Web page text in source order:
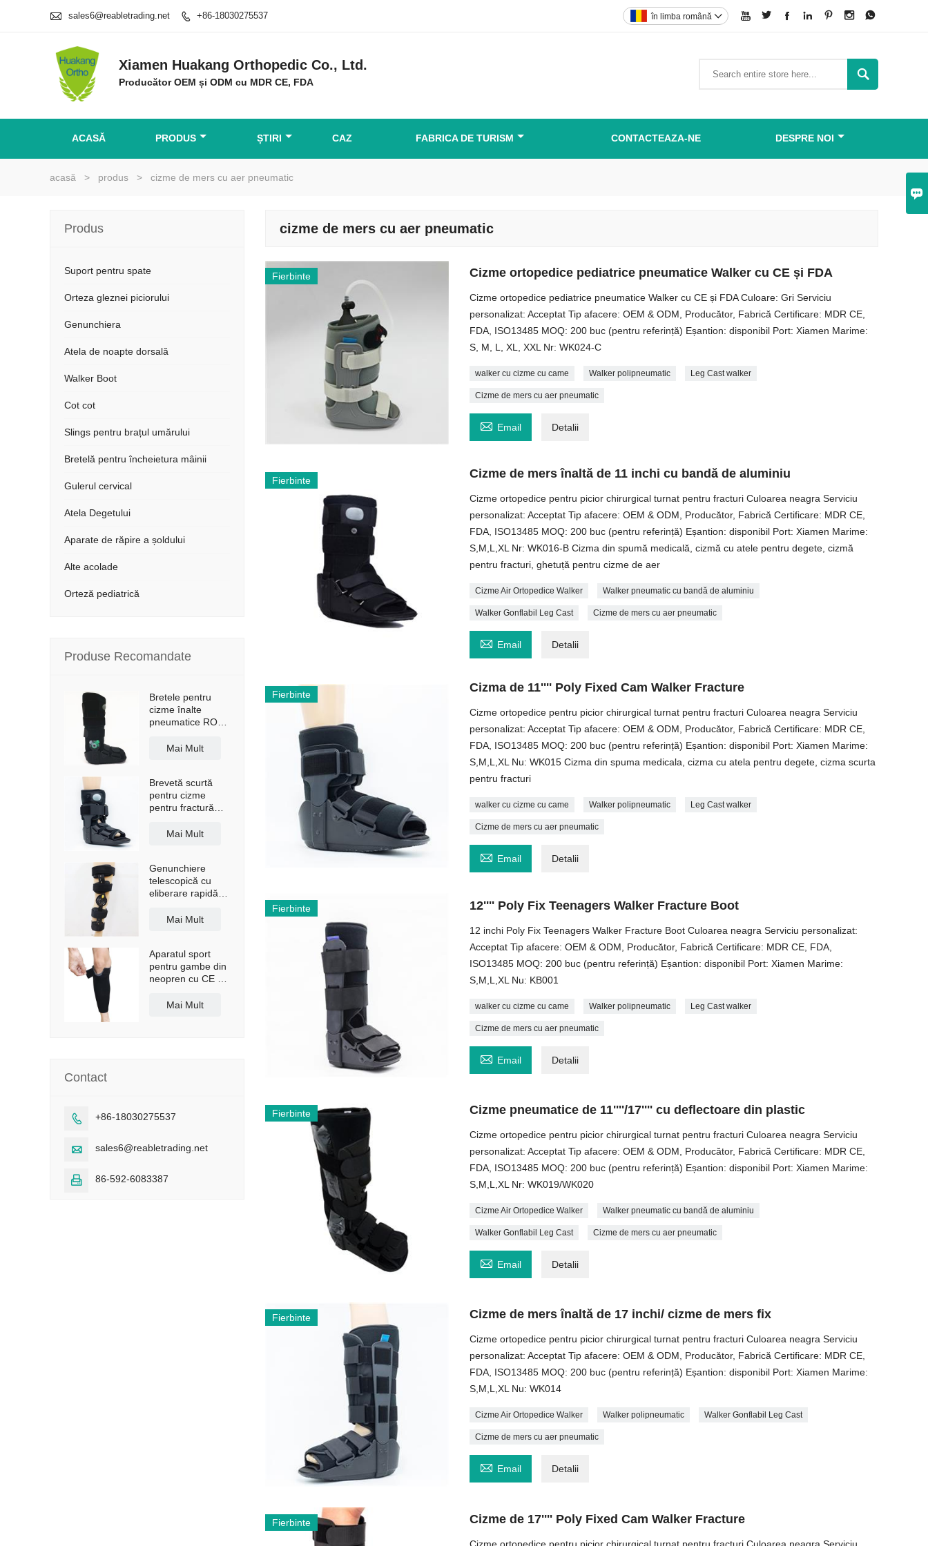

 sales6@reabletrading.net  +86-18030275537       
în limba română 
Xiamen Huakang Orthopedic Co., Ltd.
Producător OEM și ODM cu MDR CE, FDA

ACASĂ PRODUS ȘTIRI CAZ FABRICA DE TURISM CONTACTEAZA-NE DESPRE NOI
acasă > produs > cizme de mers cu aer pneumatic
cizme de mers cu aer pneumatic
Fierbinte Cizme ortopedice pediatrice pneumatice Walker cu CE și FDA
Cizme ortopedice pediatrice pneumatice Walker cu CE și FDA Culoare: Gri Serviciu
personalizat: Acceptat Tip afacere: OEM & ODM, Producător, Fabrică Certificare: MDR CE,
FDA, ISO13485 MOQ: 200 buc (pentru referință) Eșantion: disponibil Port: Xiamen Marime:
S, M, L, XL, XXL Nr: WK024-C
walker cu cizme cu came Walker polipneumatic Leg Cast walker
Cizme de mers cu aer pneumatic
 Email Detalii
Fierbinte Cizme de mers înaltă de 11 inchi cu bandă de aluminiu
Cizme ortopedice pentru picior chirurgical turnat pentru fracturi Culoarea neagra Serviciu
personalizat: Acceptat Tip afacere: OEM & ODM, Producător, Fabrică Certificare: MDR CE,
FDA, ISO13485 MOQ: 200 buc (pentru referință) Eșantion: disponibil Port: Xiamen Marime:
S,M,L,XL Nr: WK016-B Cizma din spumă medicală, cizmă cu atele pentru degete, cizmă
pentru fracturi, ghetuță pentru cizme de aer
Cizme Air Ortopedice Walker Walker pneumatic cu bandă de aluminiu
Walker Gonflabil Leg Cast Cizme de mers cu aer pneumatic
 Email Detalii
Fierbinte Cizma de 11'''' Poly Fixed Cam Walker Fracture
Cizme ortopedice pentru picior chirurgical turnat pentru fracturi Culoarea neagra Serviciu
personalizat: Acceptat Tip afacere: OEM & ODM, Producător, Fabrică Certificare: MDR CE,
FDA, ISO13485 MOQ: 200 buc (pentru referință) Eșantion: disponibil Port: Xiamen Marime:
S,M,L,XL Nu: WK015 Cizma din spuma medicala, cizma cu atela pentru degete, cizma scurta
pentru fracturi
walker cu cizme cu came Walker polipneumatic Leg Cast walker
Cizme de mers cu aer pneumatic
 Email Detalii
Fierbinte 12'''' Poly Fix Teenagers Walker Fracture Boot
12 inchi Poly Fix Teenagers Walker Fracture Boot Culoarea neagra Serviciu personalizat:
Acceptat Tip afacere: OEM & ODM, Producător, Fabrică Certificare: MDR CE, FDA,
ISO13485 MOQ: 200 buc (pentru referință) Eșantion: disponibil Port: Xiamen Marime:
S,M,L,XL Nu: KB001
walker cu cizme cu came Walker polipneumatic Leg Cast walker
Cizme de mers cu aer pneumatic
 Email Detalii
Fierbinte Cizme pneumatice de 11''''/17'''' cu deflectoare din plastic
Cizme ortopedice pentru picior chirurgical turnat pentru fracturi Culoarea neagra Serviciu
personalizat: Acceptat Tip afacere: OEM & ODM, Producător, Fabrică Certificare: MDR CE,
FDA, ISO13485 MOQ: 200 buc (pentru referință) Eșantion: disponibil Port: Xiamen Marime:
S,M,L,XL Nr: WK019/WK020
Cizme Air Ortopedice Walker Walker pneumatic cu bandă de aluminiu
Walker Gonflabil Leg Cast Cizme de mers cu aer pneumatic
 Email Detalii
Fierbinte Cizme de mers înaltă de 17 inchi/ cizme de mers fix
Cizme ortopedice pentru picior chirurgical turnat pentru fracturi Culoarea neagra Serviciu
personalizat: Acceptat Tip afacere: OEM & ODM, Producător, Fabrică Certificare: MDR CE,
FDA, ISO13485 MOQ: 200 buc (pentru referință) Eșantion: disponibil Port: Xiamen Marime:
S,M,L,XL Nu: WK014
Cizme Air Ortopedice Walker Walker polipneumatic Walker Gonflabil Leg Cast
Cizme de mers cu aer pneumatic
 Email Detalii
Fierbinte Cizme de 17'''' Poly Fixed Cam Walker Fracture
Cizme ortopedice pentru picior chirurgical turnat pentru fracturi Culoarea neagra Serviciu
Produs
Suport pentru spate
Orteza gleznei piciorului
Genunchiera
Atela de noapte dorsală
Walker Boot
Cot cot
Slings pentru brațul umărului
Bretelă pentru încheietura mâinii
Gulerul cervical
Atela Degetului
Aparate de răpire a șoldului
Alte acolade
Orteză pediatrică
Produse Recomandate
Bretele pentru
cizme înalte
pneumatice ROM
anti-alunecare
Mai Mult
Brevetă scurtă
pentru cizme
pentru fractură
Mai Mult
Genunchiere
telescopică cu
eliberare rapidă,
umărMai Mult
Aparatul sport
pentru gambe din
neopren cu CE și
Mai Mult
Contact
 +86-18030275537
 sales6@reabletrading.net
 86-592-6083387